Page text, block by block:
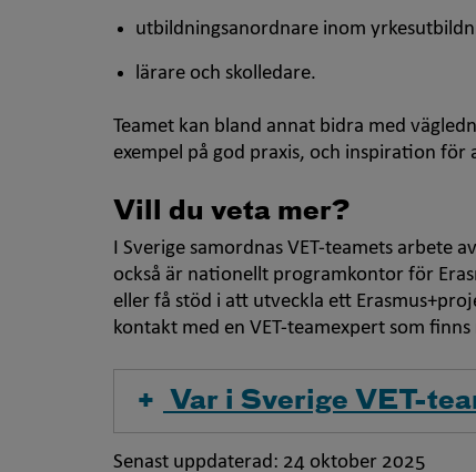
utbildningsanordnare inom
lärare och skolledare.
Teamet kan bland annat bidra med
exempel på god praxis, och inspiration
Vill du veta mer?
I Sverige samordnas VET-teamets arbete
också är nationellt programkontor för
eller få stöd i att utveckla ett
kontakt med en VET-teamexpert som
Var i Sverige VET-
Senast uppdaterad: 24 oktober 2025